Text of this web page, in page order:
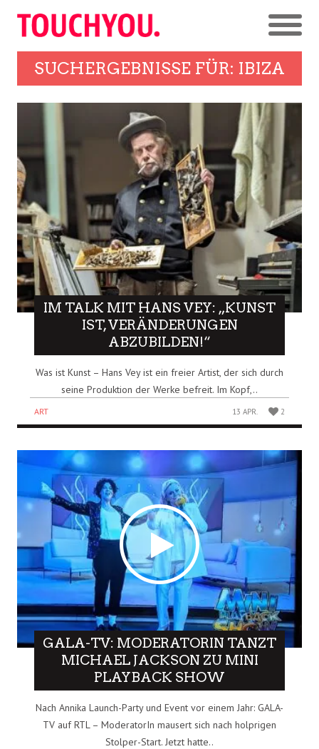
SUCHERGEBNISSE FÜR: IBIZA
IM TALK MIT HANS VEY: „KUNST
IST, VERÄNDERUNGEN
ABZUBILDEN!“
Was ist Kunst – Hans Vey ist ein freier Artist, der sich durch
seine Produktion der Werke befreit. Im Kopf,..
ART 13 APR. 2
GALA-TV: MODERATORIN TANZT
MICHAEL JACKSON ZU MINI
PLAYBACK SHOW
Nach Annika Launch-Party und Event vor einem Jahr: GALA-
TV auf RTL – ModeratorIn mausert sich nach holprigen
Stolper-Start. Jetzt hatte..